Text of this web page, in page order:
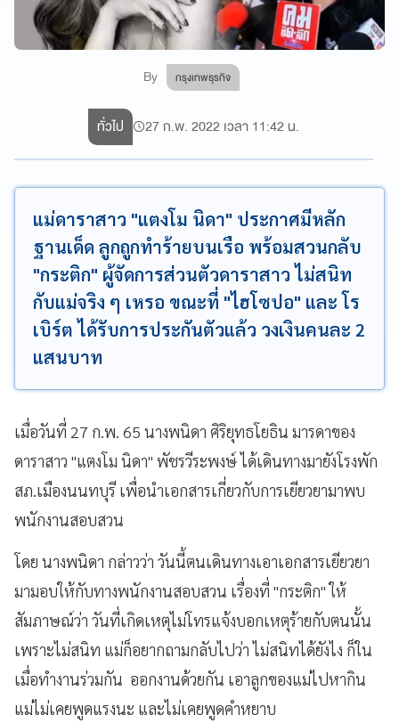
By กรุงเทพธุรกิจ
ทั่วไป 27 ก.พ. 2022 เวลา 11:42 น.
แม่ดาราสาว "แตงโม นิดา" ประกาศมีหลัก
ฐานเด็ด ลูกถูกทำร้ายบนเรือ พร้อมสวนกลับ
"กระติก" ผู้จัดการส่วนตัวดาราสาว ไม่สนิท
กับแม่จริง ๆ เหรอ ขณะที่ "ไฮโซปอ" และ โร
เบิร์ต ได้รับการประกันตัวแล้ว วงเงินคนละ 2
แสนบาท
เมื่อวันที่ 27 ก.พ. 65 นางพนิดา ศิริยุทธโยธิน มารดาของ
ดาราสาว "แตงโม นิดา" พัชรวีระพงษ์ ได้เดินทางมายังโรงพัก
สภ.เมืองนนทบุรี เพื่อนำเอกสารเกี่ยวกับการเยียวยามาพบ
พนักงานสอบสวน
โดย นางพนิดา กล่าวว่า วันนี้ตนเดินทางเอาเอกสารเยียวยา
มามอบให้กับทางพนักงานสอบสวน เรื่องที่ "กระติก" ให้
สัมภาษณ์ว่า วันที่เกิดเหตุไม่โทรแจ้งบอกเหตุร้ายกับตนนั้น
เพราะไม่สนิท แม่ก็อยากถามกลับไปว่า ไม่สนิทได้ยังไง ก็ใน
เมื่อทำงานร่วมกัน ออกงานด้วยกัน เอาลูกของแม่ไปหากิน
แม่ไม่เคยพูดแรงนะ และไม่เคยพูดคำหยาบ